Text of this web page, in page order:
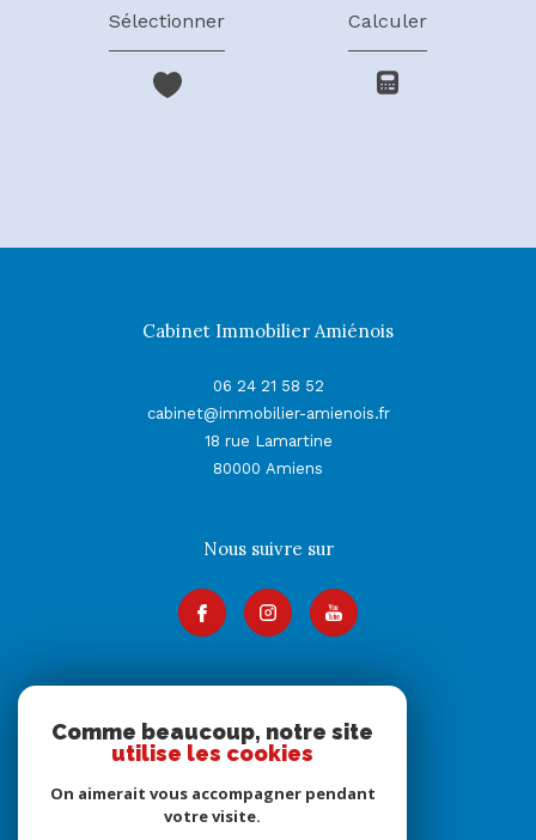
Sélectionner Calculer
Cabinet Immobilier Amiénois
06 24 21 58 52
cabinet@immobilier-amienois.fr
18 rue Lamartine
80000
Amiens
Nous suivre sur
Adhérents
Comme beaucoup, notre site
utilise les cookies
On aimerait vous accompagner pendant
votre visite.